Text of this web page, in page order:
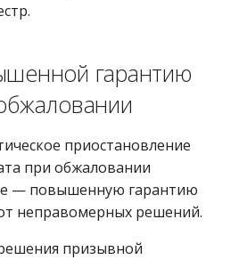
гарантию
приостановление
при обжаловании
— повышенную гарантию
неправомерных решений.
призывной